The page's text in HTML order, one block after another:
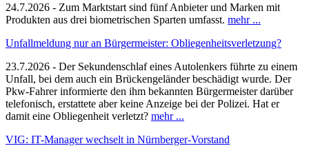
24.7.2026 - Zum Marktstart sind fünf Anbieter und Marken mit
Produkten aus drei biometrischen Sparten umfasst. mehr ...
Unfallmeldung nur an Bürgermeister: Obliegenheitsverletzung?
23.7.2026 - Der Sekundenschlaf eines Autolenkers führte zu einem
Unfall, bei dem auch ein Brückengeländer beschädigt wurde. Der
Pkw-Fahrer informierte den ihm bekannten Bürgermeister darüber
telefonisch, erstattete aber keine Anzeige bei der Polizei. Hat er
damit eine Obliegenheit verletzt? mehr ...
VIG: IT-Manager wechselt in Nürnberger-Vorstand